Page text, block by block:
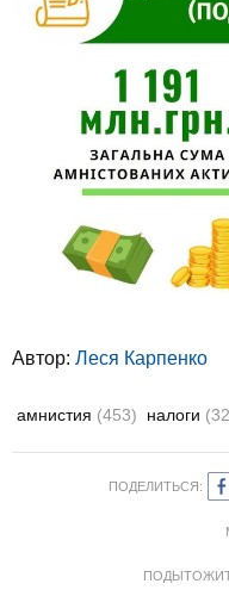
Автор: Леся Карпенко
амнистия (453) налоги
ПОДЕЛИТЬСЯ: